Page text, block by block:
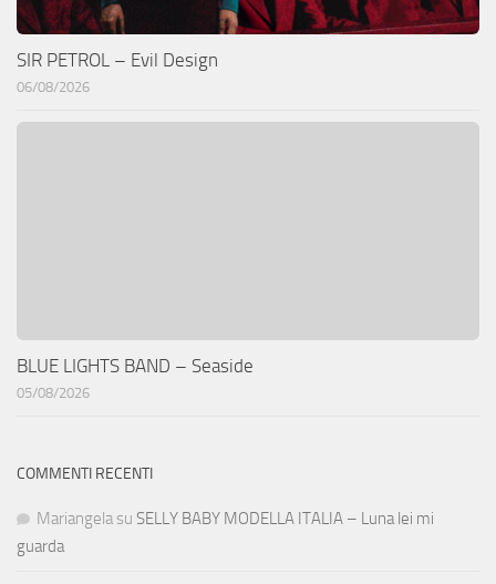
SIR PETROL – Evil Design
06/08/2026
BLUE LIGHTS BAND – Seaside
05/08/2026
COMMENTI RECENTI
Mariangela su SELLY BABY MODELLA ITALIA – Luna lei mi
guarda